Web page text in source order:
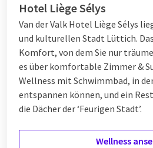
Hotel Liège Sélys
Van der Valk Hotel Liège Sélys
und kulturellen Stadt Lüttich.
Komfort, von dem Sie nur
es über komfortable Zimmer &
Wellness mit Schwimmbad, in
entspannen können, und ein
die Dächer der ‘Feurigen Stadt’.
Wellness